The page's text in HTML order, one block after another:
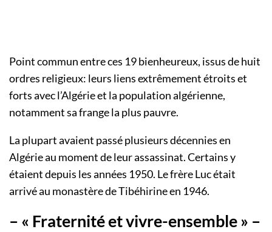
Point commun entre ces 19 bienheureux, issus de huit
ordres religieux: leurs liens extrêmement étroits et
forts avec l’Algérie et la population algérienne,
notamment sa frange la plus pauvre.
La plupart avaient passé plusieurs décennies en
Algérie au moment de leur assassinat. Certains y
étaient depuis les années 1950. Le frère Luc était
arrivé au monastère de Tibéhirine en 1946.
– « Fraternité et vivre-ensemble » –